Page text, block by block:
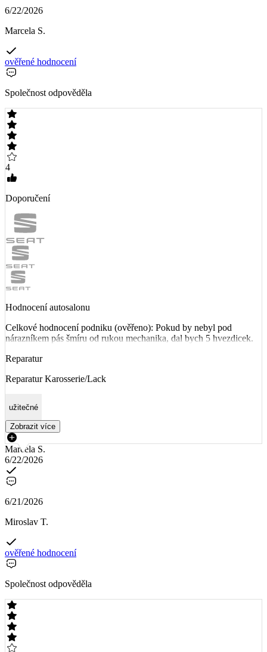
6/22/2026
Marcela S.
ověřené hodnocení
Společnost odpověděla
4
Doporučení
Hodnocení autosalonu
Celkové hodnocení podniku (ověřeno): Pokud by nebyl pod
nárazníkem pás šmíru od rukou mechanika, dal bych 5 hvezdicek.
Reparatur
Reparatur Karosserie/Lack
užitečné
Zobrazit více
Marcela S.
6/22/2026
6/21/2026
Miroslav T.
ověřené hodnocení
Společnost odpověděla